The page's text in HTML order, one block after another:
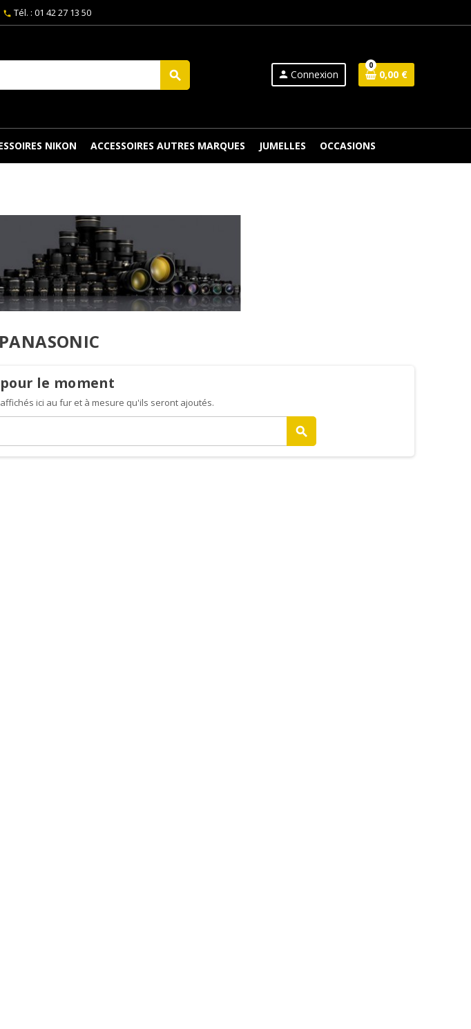
phone Tél. : 01 42 27 13 50
search person Connexion
0
0,00 €
NIKON ACCESSOIRES AUTRES MARQUES JUMELLES OCCASIONS
le moment
ici au fur et à mesure qu'ils seront ajoutés.
search